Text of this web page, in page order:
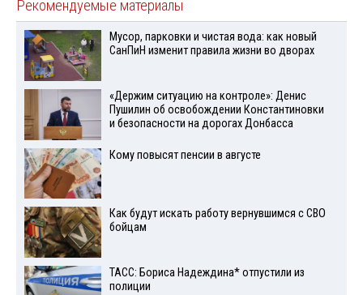
Рекомендуемые материалы
Мусор, парковки и чистая вода: как новый
СанПиН изменит правила жизни во дворах
«Держим ситуацию на контроле»: Денис
Пушилин об освобождении Константиновки
и безопасности на дорогах Донбасса
Кому повысят пенсии в августе
Как будут искать работу вернувшимся с СВО
бойцам
ТАСС: Бориса Надеждина* отпустили из
полиции